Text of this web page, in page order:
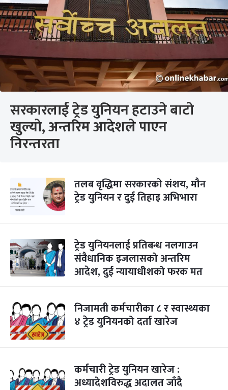
सरकारलाई ट्रेड युनियन हटाउने बाटो
खुल्यो, अन्तरिम आदेशले पाएन
निरन्तरता
तलब वृद्धिमा सरकारको संशय, मौन
ट्रेड युनियन र दुई तिहाइ अभिभारा
ट्रेड युनियनलाई प्रतिबन्ध नलगाउन
संवैधानिक इजलासको अन्तरिम
आदेश, दुई न्यायाधीशको फरक मत
निजामती कर्मचारीका ८ र स्वास्थ्यका
४ ट्रेड युनियनको दर्ता खारेज
कर्मचारी ट्रेड युनियन खारेज :
अध्यादेशविरुद्ध अदालत जाँदै